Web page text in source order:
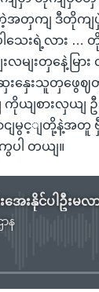
ေဲ့အတှကျ ဒီတိုကျ
သေးရဲ့လား …
မျးတှနေဲ့မြား
နှေးသူတှဖွေဈတဲ့
စားလှယျ ဦး
ငျမွင့ျတို့နဲ့အတူ
ကွပါ တယျ။
န
source